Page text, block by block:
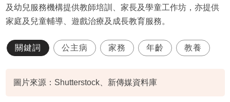
及幼兒服務機構提供教師培訓、家長及學童工作坊，亦提供
家庭及兒童輔導、遊戲治療及成長教育服務。
關鍵詞 公主病 家務 年齡 教養
圖片來源：Shutterstock、新傳媒資料庫